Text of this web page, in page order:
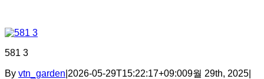
581 3
By vtn_garden 2026-05-29T15:22:17+09:009월 29th, 2025